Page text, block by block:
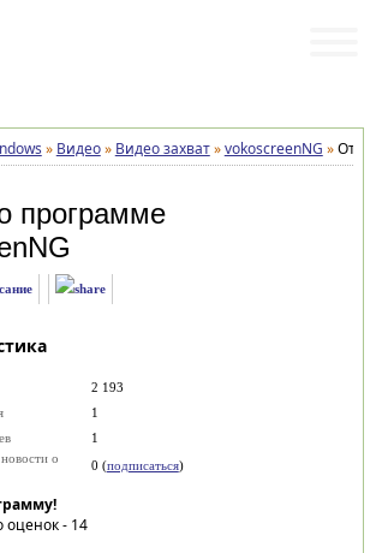
» Видео» Видео захват»vokoscreenNG »
программе
2 193
1
1
о
0 (подписаться)
оценок - 14